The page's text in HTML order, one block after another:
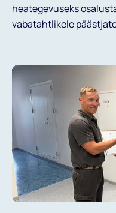
heategevuseks
vabatahtlikele